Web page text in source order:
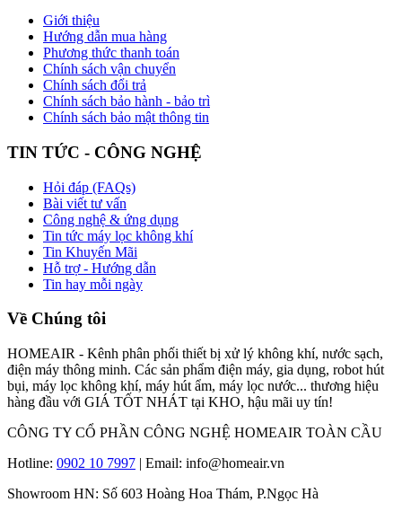
Giới thiệu
Hướng dẫn mua hàng
Phương thức thanh toán
Chính sách vận chuyển
Chính sách đổi trả
Chính sách bảo hành - bảo trì
Chính sách bảo mật thông tin
TIN TỨC - CÔNG NGHỆ
Hỏi đáp (FAQs)
Bài viết tư vấn
Công nghệ & ứng dụng
Tin tức máy lọc không khí
Tin Khuyến Mãi
Hỗ trợ - Hướng dẫn
Tin hay mỗi ngày
Về Chúng tôi
HOMEAIR - Kênh phân phối thiết bị xử lý không khí, nước sạch,
điện máy thông minh. Các sản phẩm điện máy, gia dụng, robot hút
bụi, máy lọc không khí, máy hút ẩm, máy lọc nước... thương hiệu
hàng đầu với GIÁ TỐT NHÁT tại KHO, hậu mãi uy tín!
CÔNG TY CỔ PHẦN CÔNG NGHỆ HOMEAIR TOÀN CẦU
Hotline: 0902 10 7997 | Email: info@homeair.vn
Showroom HN: Số 603 Hoàng Hoa Thám, P.Ngọc Hà